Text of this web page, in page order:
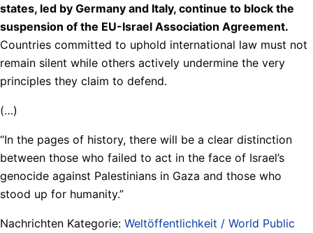
states, led by Germany and Italy, continue to block the
suspension of the EU-Israel Association Agreement.
Countries committed to uphold international law must not
remain silent while others actively undermine the very
principles they claim to defend.
(…)
“In the pages of history, there will be a clear distinction
between those who failed to act in the face of Israel’s
genocide against Palestinians in Gaza and those who
stood up for humanity.”
Nachrichten Kategorie: Weltöffentlichkeit / World Public